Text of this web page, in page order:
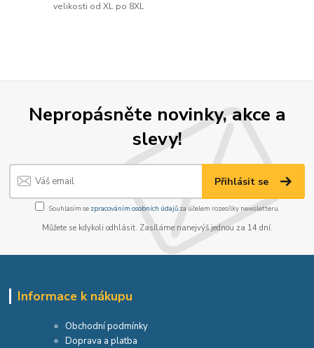
velikosti od XL po 8XL
Nepropásněte novinky, akce a
slevy!
Přihlásit se
Souhlasím se zpracováním osobních údajůza účelem rozesílky newsletteru.
Můžete se kdykoli odhlásit. Zasíláme nanejvýš jednou za 14 dní.
Informace k nákupu
Obchodní podmínky
Doprava a platba